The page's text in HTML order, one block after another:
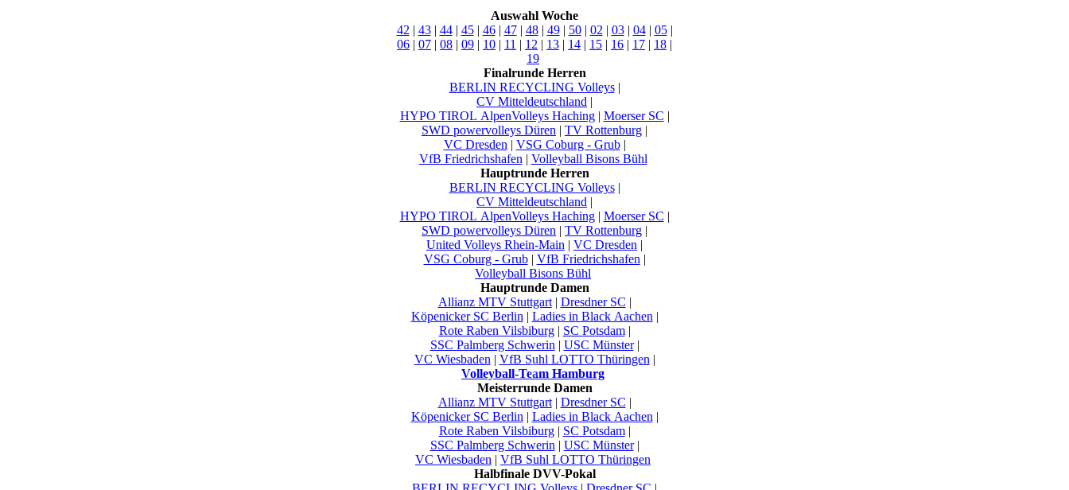
Auswahl Woche
42 | 43| 44| 45| 46| 47| 48| 49| 50| 02 | 03| 04| 05|
06 | 07 | 08 | 09 | 10 | 11 | 12 | 13 | 14 | 15 | 16 | 17 | 18 |
19
Finalrunde Herren
BERLIN RECYCLING Volleys|
CV Mitteldeutschland |
HYPO TIROL AlpenVolleys Haching| Moerser SC |
SWD powervolleys Düren | TV Rottenburg |
VC Dresden | VSG Coburg - Grub|
VfB Friedrichshafen | Volleyball Bisons Bühl
Hauptrunde Herren
BERLIN RECYCLING Volleys|
CV Mitteldeutschland |
HYPO TIROL AlpenVolleys Haching| Moerser SC |
SWD powervolleys Düren | TV Rottenburg |
United Volleys Rhein-Main | VC Dresden |
VSG Coburg - Grub| VfB Friedrichshafen |
Volleyball Bisons Bühl
Hauptrunde Damen
Allianz MTV Stuttgart| Dresdner SC |
Köpenicker SC Berlin | Ladies in Black Aachen |
Rote Raben Vilsbiburg| SC Potsdam|
SSC Palmberg Schwerin | USC Münster|
VC Wiesbaden | VfB Suhl LOTTO Thüringen |
Volleyball-Team Hamburg
Meisterrunde Damen
Allianz MTV Stuttgart| Dresdner SC |
Köpenicker SC Berlin | Ladies in Black Aachen |
Rote Raben Vilsbiburg| SC Potsdam|
SSC Palmberg Schwerin | USC Münster|
VC Wiesbaden | VfB Suhl LOTTO Thüringen
Halbfinale DVV-Pokal